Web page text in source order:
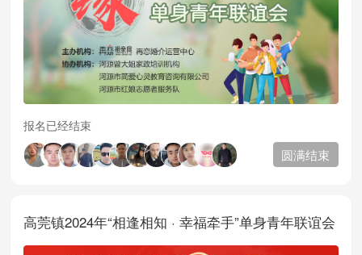
报名已经结束
圆满结束
高莞镇2024年“相逢相知 · 幸福牵手”单身青年联谊会